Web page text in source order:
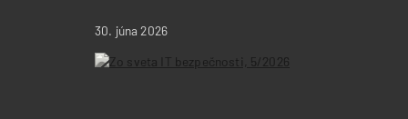
30. júna 2026